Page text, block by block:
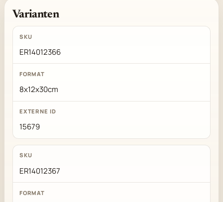
Varianten
ER14012366
8x12x30cm
15679
ER14012367